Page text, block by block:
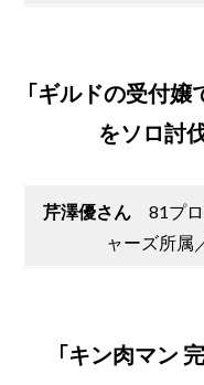
「ギルドの受付
をソロ討
芹澤優さん81プロ
ャーズ所属
「キン肉マン